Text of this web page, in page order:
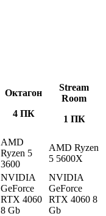
Октагон
4 ПК
Stream
Room
1 ПК
AMD
Ryzen 5
3600
AMD Ryzen
5 5600X
NVIDIA
GeForce
RTX 4060
8 Gb
NVIDIA
GeForce
RTX 4060 8
Gb